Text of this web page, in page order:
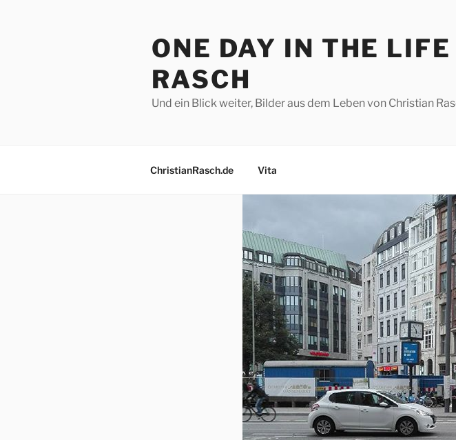
ONE DAY IN THE
RASCH
Und ein Blick weiter, Bilder aus dem Leben von Christian
ChristianRasch.de Vita